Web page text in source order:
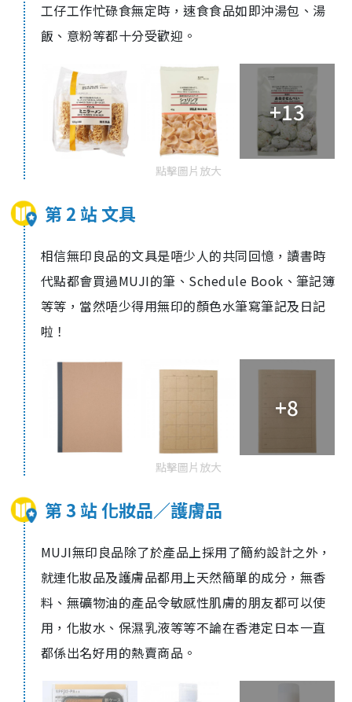
工仔工作忙碌食無定時，速食食品如即沖湯包、湯
飯、意粉等都十分受歡迎。
+13
點擊圖片放大
第 2 站 文具
相信無印良品的文具是唔少人的共同回憶，讀書時
代點都會買過MUJI的筆、 Schedule Book 、筆記簿
等等，當然唔少得用無印的顏色水筆寫筆記及日記
啦！
+8
點擊圖片放大
第 3 站 化妝品／護膚品
MUJI無印良品除了於產品上採用了簡約設計之外，
就連化妝品及護膚品都用上天然簡單的成分，無香
料、無礦物油的產品令敏感性肌膚的朋友都可以使
用，化妝水、保濕乳液等等不論在香港定日本一直
都係出名好用的熱賣商品。